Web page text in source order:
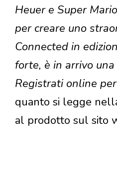
Heuer e Super
per creare uno
Connected in
forte, è in arrivo
Registrati online
quanto si legge
al prodotto sul sito